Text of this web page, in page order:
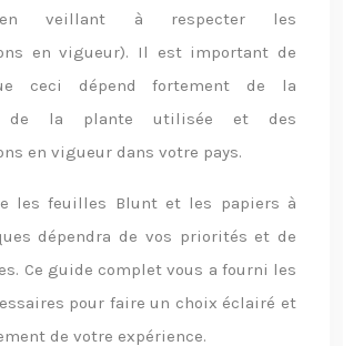
veillant à respecter les
en vigueur). Il est important de
ceci dépend fortement de la
de la plante utilisée et des
en vigueur dans votre pays.
les feuilles Blunt et les papiers à
dépendra de vos priorités et de
Ce guide complet vous a fourni les
pour faire un choix éclairé et
de votre expérience.